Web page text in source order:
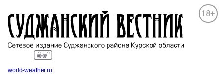
18+
world-weather.ru